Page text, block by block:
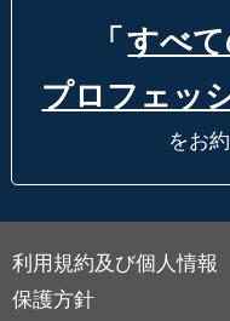
「 すべ
プロフェッ
をお
利用規約及び個人情報
保護方針